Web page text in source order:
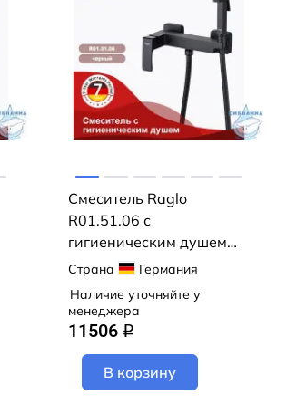
Смеситель Raglo
R01.51.06 с
гигиеническим душем
(черный)
Страна
Германия
Наличие уточняйте у
менеджера
11506 q
В корзину